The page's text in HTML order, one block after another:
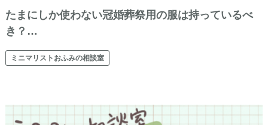
たまにしか使わない冠婚葬祭用の服は持っているべ
き？…
ミニマリストおふみの相談室